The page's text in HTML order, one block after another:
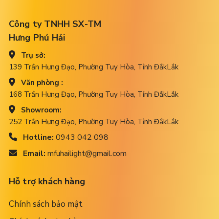
Công ty TNHH SX-TM
Hưng Phú Hải
Trụ sở:
139 Trần Hưng Đạo, Phường Tuy Hòa, Tỉnh ĐắkLắk
Văn phòng :
168 Trần Hưng Đạo, Phường Tuy Hòa, Tỉnh ĐắkLắk
Showroom:
252 Trần Hưng Đạo, Phường Tuy Hòa, Tỉnh ĐắkLắk
Hotline: 0943 042 098
Email: mfuhailight@gmail.com
Hỗ trợ khách hàng
Chính sách bảo mật